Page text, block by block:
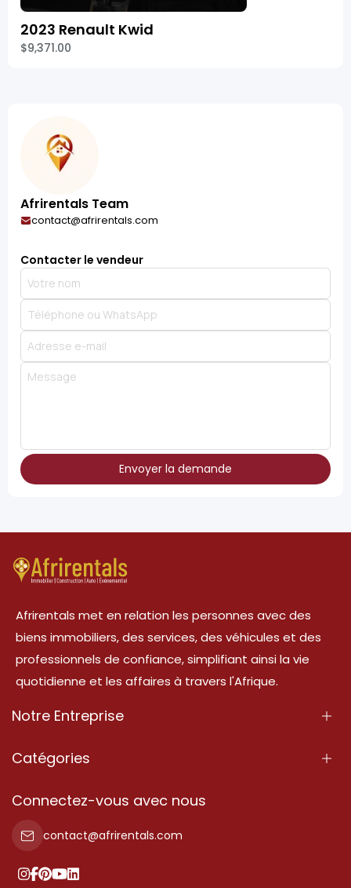
2023 Renault Kwid
$9,371.00
Afrirentals Team
contact@afrirentals.com
Contacter le vendeur
Envoyer la demande
Afrirentals met en relation les personnes avec des
biens immobiliers, des services, des véhicules et des
professionnels de confiance, simplifiant ainsi la vie
quotidienne et les affaires à travers l'Afrique.
Notre Entreprise
À Propos
Conditions d'Utilisation
Politique de Confidentialité
Catégories
Propriété
Propriété à vendre
Propriété à louer
Connectez-vous avec nous
contact@afrirentals.com